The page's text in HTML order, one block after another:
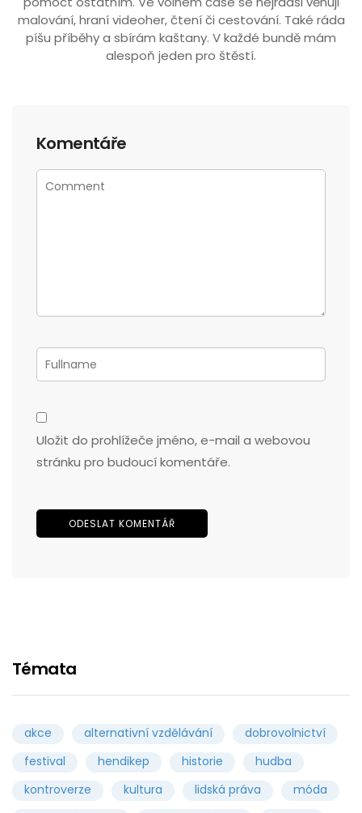
malování, hraní videoher, čtení či cestování. Také ráda
píšu příběhy a sbírám kaštany. V každé bundě mám
alespoň jeden pro štěstí.
Komentáře
Uložit do prohlížeče jméno, e-mail a webovou
stránku pro budoucí komentáře.
Témata
akce alternativní vzdělávání
dobrovolnictví
festival
hendikep historie
hudba
kontroverze
kultura lidská práva
móda